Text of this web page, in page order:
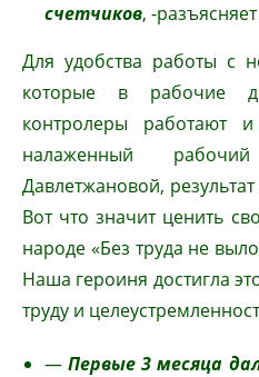
счетчиков, -
Для удобства работы с
которые в рабочие
контролеры
налаженный
Давлетжановой,
Вот что значит ценить
народе «Без труда не
Наша героиня достигла
труду и
—Первые 3 месяца